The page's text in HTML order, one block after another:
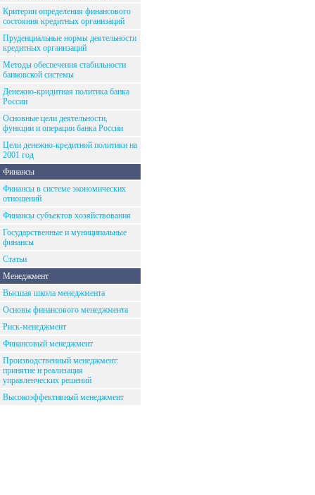
Критерии определения финансового
состояния кредитных организаций
Пруденциальные нормы деятельности
кредитных организаций
Методы обеспечения стабильности
банковской системы
Денежно-кридитная политика банка
России
Основные цели деятельности,
функции и операции банка России
Цели денежно-кредитной политики на
2001 год
Финансы
Финансы в системе экономических
отношений
Финансы субъектов хозяйствования
Государственные и муниципальные
финансы
Статьи
Менеджмент
Высшая школа менеджмента
Основы финансового менеджмента
Риск-менеджмент
Финансовый менеджмент
Производственный менеджмент:
принятие и реализация
управленческих решений
Высокоэффективный менеджмент